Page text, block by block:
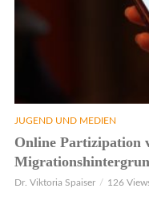
JUGEND UND MEDIEN
Online Partizipation
Dr. Viktoria Spaiser 126